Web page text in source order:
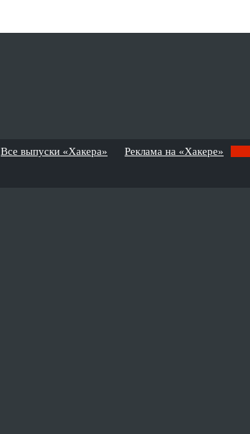
Все выпуски «Хакера» Реклама на «Хакере»